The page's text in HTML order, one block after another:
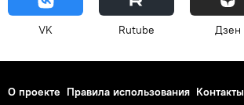
VK Rutube Дзен
О проекте Правила использования Контакты